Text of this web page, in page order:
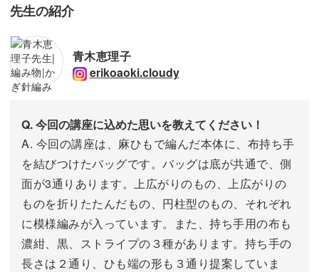
先生の紹介
青木恵理子
erikoaoki.cloudy
Q. 今回の講座に込めた思いを教えてください！
A. 今回の講座は、麻ひもで編んだ本体に、布持ち手
を結びつけたバッグです。バッグは底が共通で、側
面が3通りあります。上広がりのもの、上広がりの
ものを折りたたんだもの、円柱型のもの、それぞれ
に模様編みが入っています。また、持ち手用の布も
濃紺、黒、ストライプの３種があります。持ち手の
長さは２通り、ひも端の形も３通り提案していま